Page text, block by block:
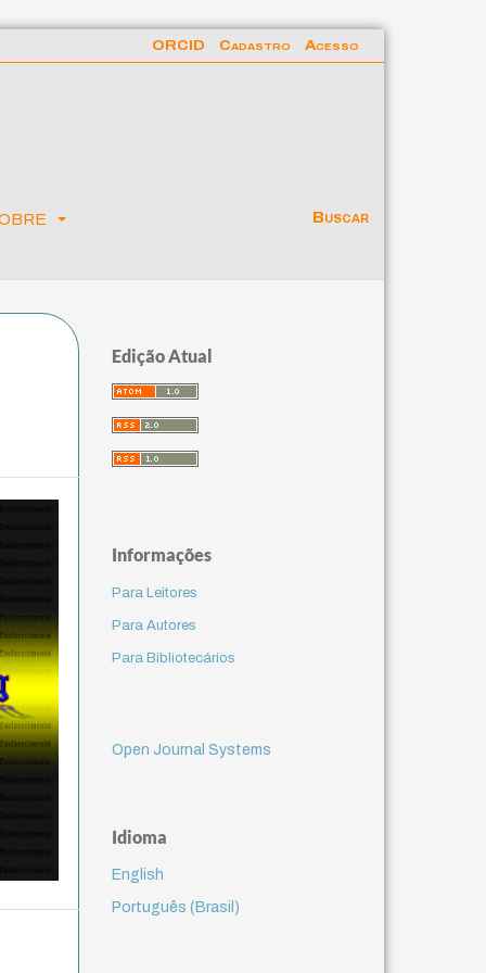
Buscar
ORCID Cadastro Acesso
Edição Atual
Informações
Para Leitores
Para Autores
Para Bibliotecários
Open Journal Systems
Idioma
English
Português (Brasil)